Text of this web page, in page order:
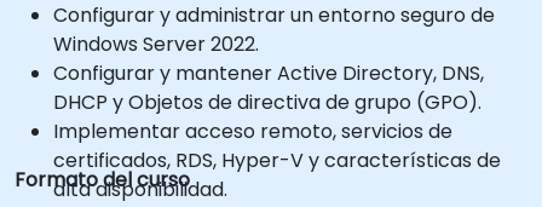
Configurar y administrar un entorno seguro de
Windows Server 2022.
Configurar y mantener Active Directory, DNS,
DHCP y Objetos de directiva de grupo (GPO).
Implementar acceso remoto, servicios de
certificados, RDS, Hyper-V y características de
alta disponibilidad.
Formato del curso